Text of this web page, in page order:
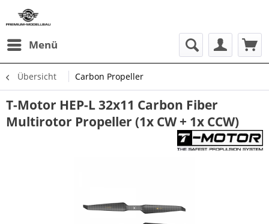
Menü
Übersicht Carbon Propeller
T-Motor HEP-L 32x11 Carbon Fiber
Multirotor Propeller (1x CW + 1x CCW)